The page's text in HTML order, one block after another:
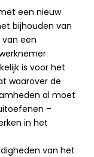
een nieuw
bijhouden van
een
is voor het
waarover de
al moet
–
in het
van het